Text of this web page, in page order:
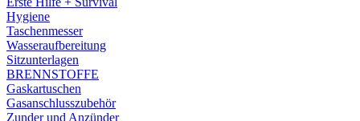
Hygiene
Taschenmesser
Wasseraufbereitung
Sitzunterlagen
BRENNSTOFFE
Gaskartuschen
Gasanschlusszubehör
Zunder und Anzünder